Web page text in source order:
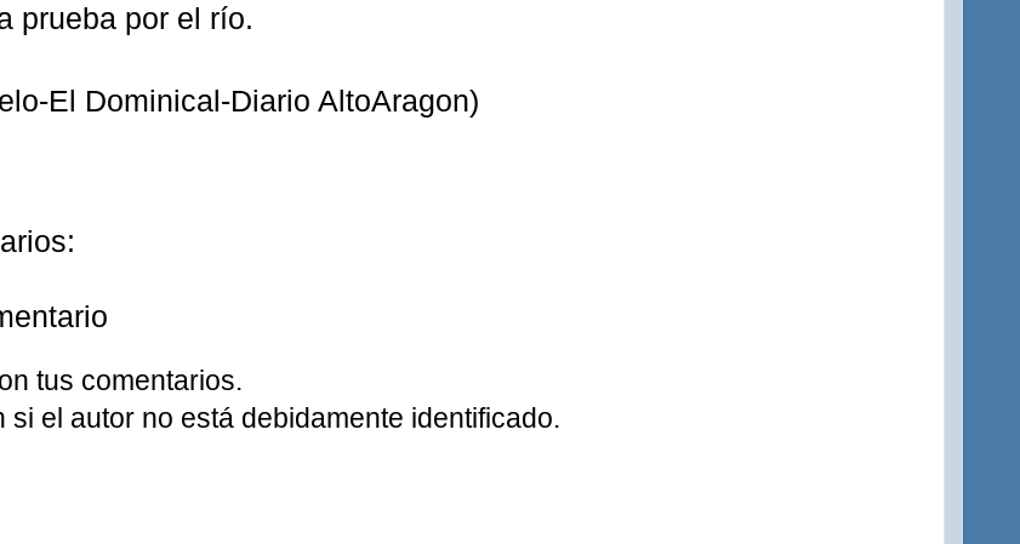
prueba por el río.
El Dominical-Diario AltoAragon)
tus comentarios.
si el autor no está debidamente identificado.